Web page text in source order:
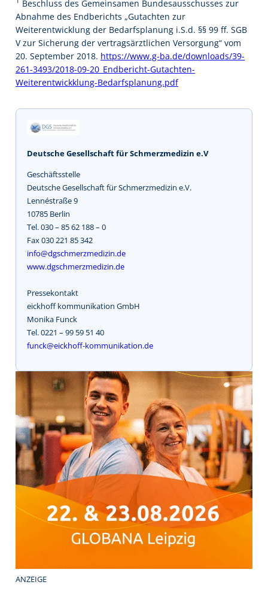
Beschluss des Gemeinsamen Bundesausschusses zur
Abnahme des Endberichts „Gutachten zur
Weiterentwicklung der Bedarfsplanung i.S.d. §§ 99 ff. SGB
V zur Sicherung der vertragsärztlichen Versorgung“ vom
20. September 2018. https://www.g-ba.de/downloads/39-
261-3493/2018-09-20_Endbericht-Gutachten-
Weiterentwickklung-Bedarfsplanung.pdf
Deutsche Gesellschaft für Schmerzmedizin e.V
Geschäftsstelle
Deutsche Gesellschaft für Schmerzmedizin e.V.
Lennéstraße 9
10785 Berlin
Tel. 030 – 85 62 188 – 0
Fax 030 221 85 342
info@dgschmerzmedizin.de
www.dgschmerzmedizin.de
Pressekontakt
eickhoff kommunikation GmbH
Monika Funck
Tel. 0221 – 99 59 51 40
funck@eickhoff-kommunikation.de
ANZEIGE